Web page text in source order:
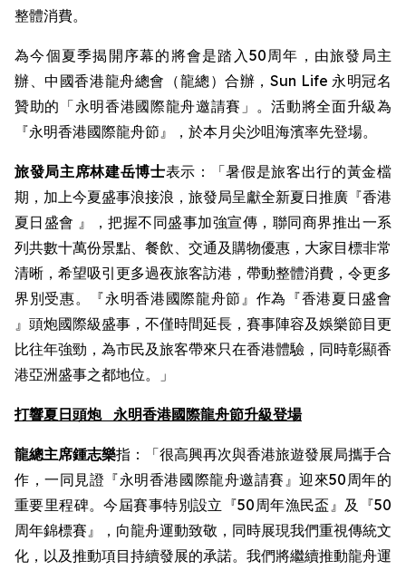
整體消費。
為今個夏季揭開序幕的將會是踏入50周年，由旅發局主
辦、中國香港龍舟總會（龍總）合辦，Sun Life 永明冠名
贊助的「永明香港國際龍舟邀請賽」。活動將全面升級為
『永明香港國際龍舟節』，於本月尖沙咀海濱率先登場。
旅發局主席林建岳博士表示：「暑假是旅客出行的黃金檔
期，加上今夏盛事浪接浪，旅發局呈獻全新夏日推廣『香港
夏日盛會 』，把握不同盛事加強宣傳，聯同商界推出一系
列共數十萬份景點、餐飲、交通及購物優惠，大家目標非常
清晰，希望吸引更多過夜旅客訪港，帶動整體消費，令更多
界別受惠。『永明香港國際龍舟節』作為『香港夏日盛會
』頭炮國際級盛事，不僅時間延長，賽事陣容及娛樂節目更
比往年強勁，為市民及旅客帶來只在香港體驗，同時彰顯香
港亞洲盛事之都地位。」
打響夏日頭炮 永明香港國際龍舟節升級登場
龍總主席鍾志樂指：「很高興再次與香港旅遊發展局攜手合
作，一同見證『永明香港國際龍舟邀請賽』迎來50周年的
重要里程碑。今屆賽事特別設立『50周年漁民盃』及『50
周年錦標賽』，向龍舟運動致敬，同時展現我們重視傳統文
化，以及推動項目持續發展的承諾。我們將繼續推動龍舟運